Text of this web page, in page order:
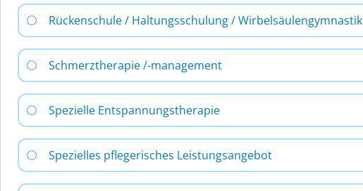
Rückenschule / Haltungsschulung / Wirbelsäulengymnastik
Schmerztherapie /-management
Spezielle Entspannungstherapie
Spezielles pflegerisches Leistungsangebot